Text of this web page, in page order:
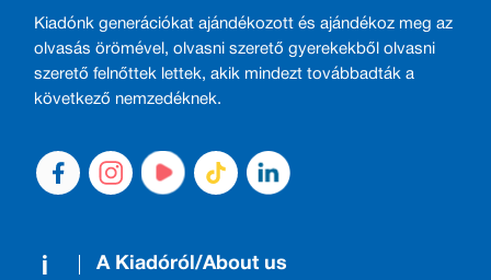
Kiadónk generációkat ajándékozott és ajándékoz meg az
olvasás örömével, olvasni szerető gyerekekből olvasni
szerető felnőttek lettek, akik mindezt továbbadták a
következő nemzedéknek.
A Kiadóról/About us